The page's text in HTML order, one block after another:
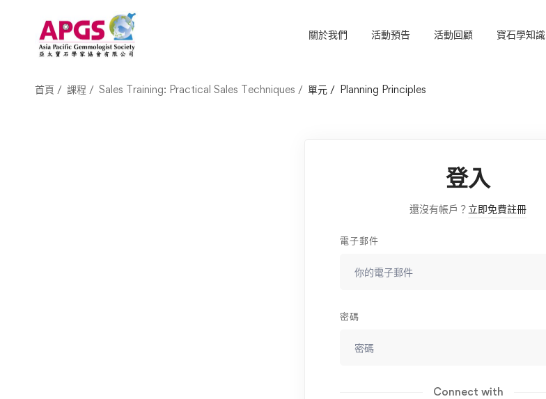
關於我們 活動預告 活動回顧 寶石學知識
首頁 課程 Sales Training: Practical Sales Techniques 單元 Planning Principles
登入
還沒有帳戶？ 立即免費註冊
電子郵件
密碼
Connect with